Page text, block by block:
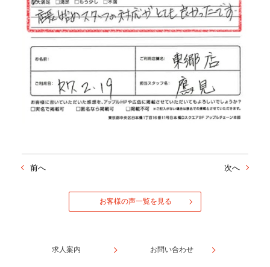
前へ 次へ
お客様の声一覧を見る
求人案内 お問い合わせ